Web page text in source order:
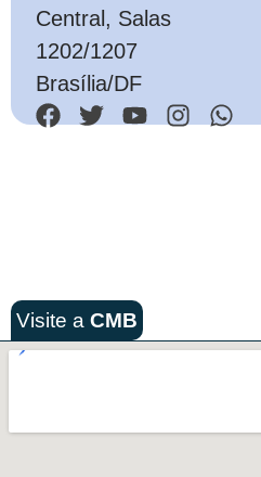
Central, Salas
1202/1207
Brasília/DF
Visite a CMB